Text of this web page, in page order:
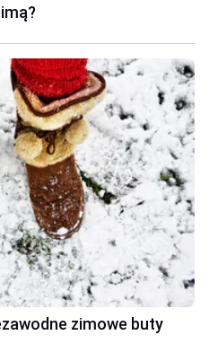
zimowe buty